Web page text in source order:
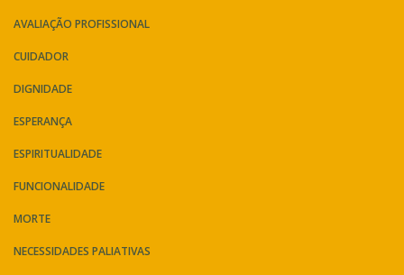
AVALIAÇÃO PROFISSIONAL
CUIDADOR
DIGNIDADE
ESPERANÇA
ESPIRITUALIDADE
FUNCIONALIDADE
MORTE
NECESSIDADES PALIATIVAS